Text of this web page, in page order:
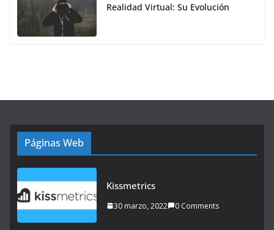
Realidad Virtual: Su Evolución
Páginas Web
Kissmetrics
30 marzo, 2022 0 Comments